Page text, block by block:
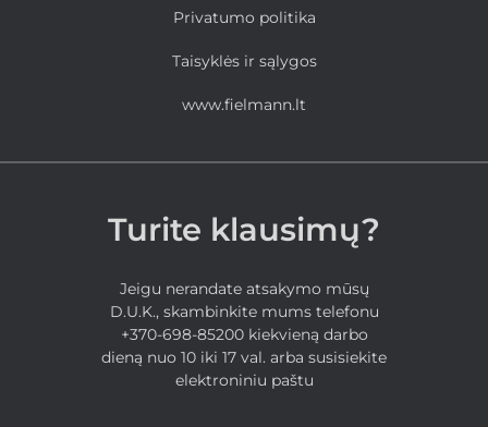
Privatumo politika
Taisyklės ir sąlygos
www.fielmann.lt
Turite klausimų?
Jeigu nerandate atsakymo mūsų
D.U.K., skambinkite mums telefonu
+370-698-85200 kiekvieną darbo
dieną nuo 10 iki 17 val. arba susisiekite
elektroniniu paštu